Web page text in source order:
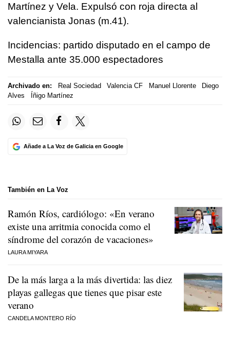
Martínez y Vela. Expulsó con roja directa al
valencianista Jonas (m.41).
Incidencias: partido disputado en el campo de
Mestalla ante 35.000 espectadores
Archivado en: Real Sociedad Valencia CF Manuel Llorente
Diego
Alves
Íñigo Martínez
Añade a La Voz de Galicia en Google
También en La Voz
Ramón Ríos, cardiólogo: «En verano
existe una arritmia conocida como el
síndrome del corazón de vacaciones»
LAURA MIYARA
De la más larga a la más divertida: las diez
playas gallegas que tienes que pisar este
verano
CANDELA MONTERO RÍO